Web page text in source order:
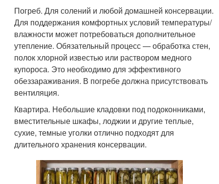
Погреб. Для солений и любой домашней консервации.
Для поддержания комфортных условий температуры/
влажности может потребоваться дополнительное
утепление. Обязательный процесс — обработка стен,
полок хлорной известью или раствором медного
купороса. Это необходимо для эффективного
обеззараживания. В погребе должна присутствовать
вентиляция.
Квартира. Небольшие кладовки под подоконниками,
вместительные шкафы, лоджии и другие теплые,
сухие, темные уголки отлично подходят для
длительного хранения консервации.